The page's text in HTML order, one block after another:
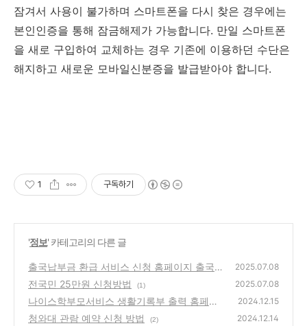
잠겨서 사용이 불가하며 스마트폰을 다시 찾은 경우에는
본인인증을 통해 잠금해제가 가능합니다. 만일 스마트폰
을 새로 구입하여 교체하는 경우 기존에 이용하던 수단은
해지하고 새로운 모바일신분증을 발급받아야 합니다.
1 구독하기
'정보' 카테고리의 다른 글
출국납부금 환급 서비스 신청 홈페이지 출국환
급금 사이트 바로가기
(2)
2025.07.08
전국민 25만원 신청방법 (1) 2025.07.08
나이스학부모서비스 생활기록부 출력 홈페이
지 안내
(2)
2024.12.15
청와대 관람 예약 신청 방법 (2) 2024.12.14